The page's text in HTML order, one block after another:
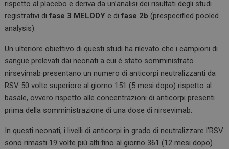
rispetto al placebo e deriva da un’analisi dei risultati degli studi
registrativi di fase 3 MELODY e di fase 2b (prespecified pooled
analysis).
Un ulteriore obiettivo di questi studi ha rilevato che i campioni di
sangue prelevati dai neonati a cui è stato somministrato
nirsevimab presentano un numero di anticorpi neutralizzanti da
RSV 50 volte superiore al giorno 151 (5 mesi dopo) rispetto al
basale, ovvero rispetto alle concentrazioni di anticorpi presenti
prima della somministrazione di una dose di nirsevimab.
In questi neonati, i livelli di anticorpi in grado di neutralizzare l’RSV
sono rimasti 19 volte più alti fino al giorno 361 (12 mesi dopo)